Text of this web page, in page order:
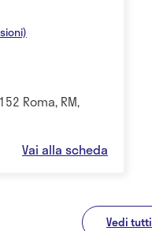
Roma, RM,
Vai alla scheda
Vedi tutti